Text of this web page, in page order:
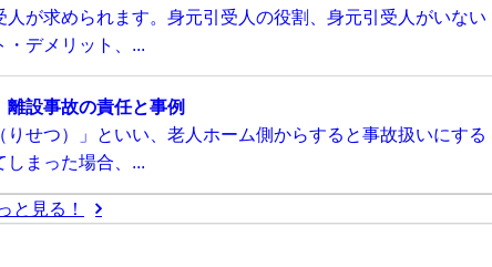
が求められます。身元引受人の役割、身元引受人がいない
デメリット、...
設事故の責任と事例
せつ）」といい、老人ホーム側からすると事故扱いにする
しまった場合、...
と見る！